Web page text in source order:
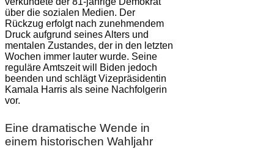
über die sozialen Medien. Der
Rückzug erfolgt nach zunehmendem
Druck aufgrund seines Alters und
mentalen Zustandes, der in den letzten
Wochen immer lauter wurde. Seine
reguläre Amtszeit will Biden jedoch
beenden und schlägt Vizepräsidentin
Kamala Harris als seine Nachfolgerin
vor.
Eine dramatische Wende in
einem historischen Wahljahr